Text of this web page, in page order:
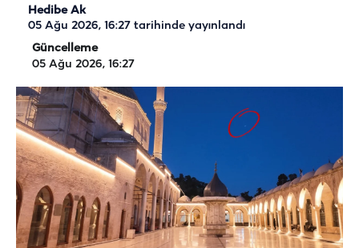
Hedibe Ak
05 Ağu 2026, 16:27 tarihinde yayınlandı
Güncelleme
05 Ağu 2026, 16:27